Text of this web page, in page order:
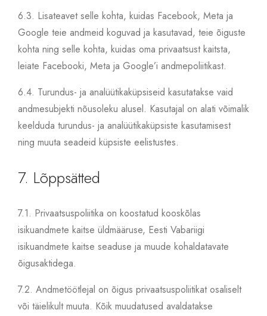
6.3. Lisateavet selle kohta, kuidas Facebook, Meta ja
Google teie andmeid koguvad ja kasutavad, teie õiguste
kohta ning selle kohta, kuidas oma privaatsust kaitsta,
leiate Facebooki, Meta ja Google’i andmepoliitikast.
6.4. Turundus- ja analüütikaküpsiseid kasutatakse vaid
andmesubjekti nõusoleku alusel. Kasutajal on alati võimalik
keelduda turundus- ja analüütikaküpsiste kasutamisest
ning muuta seadeid küpsiste eelistustes.
7. Lõppsätted
7.1. Privaatsuspoliitika on koostatud kooskõlas
isikuandmete kaitse üldmääruse, Eesti Vabariigi
isikuandmete kaitse seaduse ja muude kohaldatavate
õigusaktidega.
7.2. Andmetöötlejal on õigus privaatsuspoliitikat osaliselt
või täielikult muuta. Kõik muudatused avaldatakse